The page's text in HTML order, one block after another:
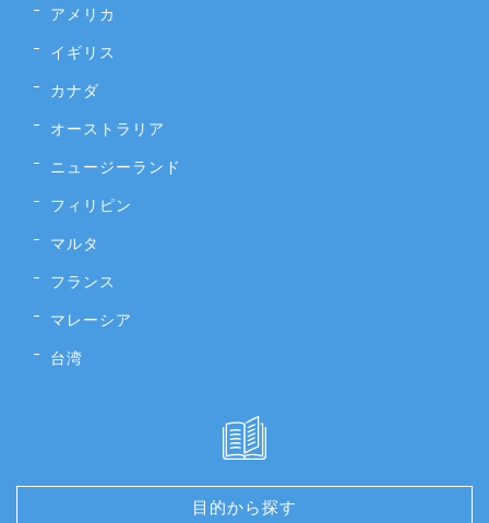
アメリカ
イギリス
カナダ
オーストラリア
ニュージーランド
フィリピン
マルタ
フランス
マレーシア
台湾
目的から探す